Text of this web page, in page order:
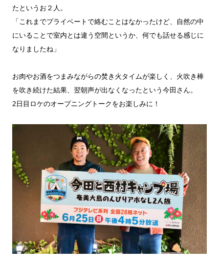
たというお２人。
「これまでプライベートで絡むことはなかったけど、自然の中
にいることで室内とは違う空間というか、何でも話せる感じに
なりましたね」
お肉やお酒をつまみながらの焚き火タイムが楽しく、火吹き棒
を吹き続けた結果、翌朝声が出なくなったという今田さん。
2日目ロケのオープニングトークをお楽しみに！